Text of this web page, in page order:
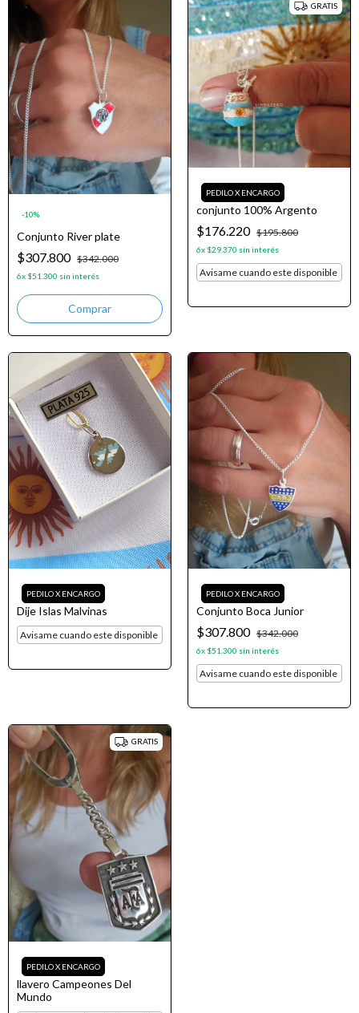
-10%
Conjunto River plate
$307.800 $342.000
6x $51.300 sin interés
GRATIS
conjunto 100% Argento
$176.220 $195.800
6x $29.370 sin interés
Avisame cuando este disponible
Dije Islas Malvinas
Avisame cuando este disponible
Conjunto Boca Junior
$307.800 $342.000
6x $51.300 sin interés
Avisame cuando este disponible
GRATIS
llavero Campeones Del
Mundo